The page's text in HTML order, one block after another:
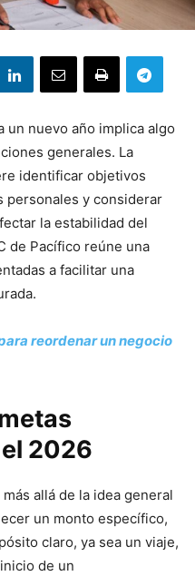
un nuevo año implica algo
generales. La
identificar objetivos
personales y considerar
la estabilidad del
de Pacífico reúne una
a facilitar una
reordenar un negocio
2026
allá de la idea general
un monto específico,
claro, ya sea un viaje,
de un